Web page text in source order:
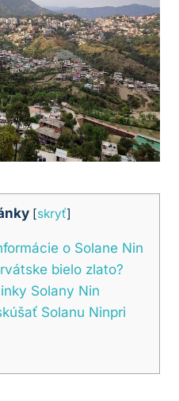
[skryť]
o Solane Nin
bielo zlato?
Solany Nin
Solanu Ninpri